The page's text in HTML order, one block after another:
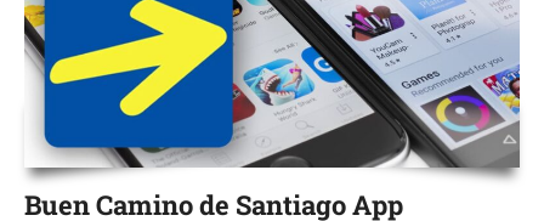
Buen Camino de Santiago App